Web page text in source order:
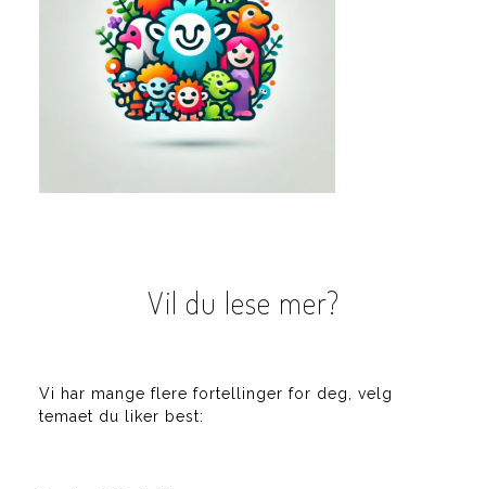
Vil du lese mer?
Vi har mange flere fortellinger for deg, velg
temaet du liker best: